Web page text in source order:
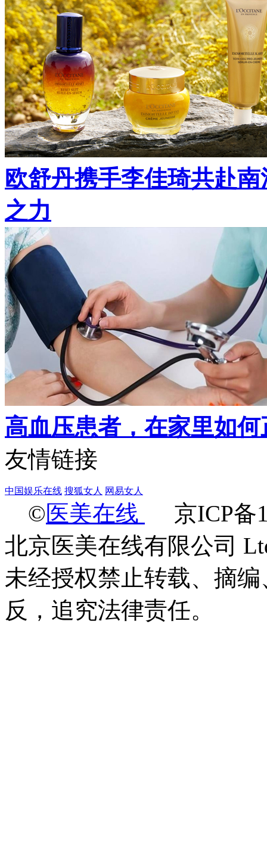
欧舒丹携手李佳琦共赴
之力
高血压患者，在家里如
友情链接
中国娱乐在线 搜狐女人 网易女人
©医美在线
京ICP备
北京医美在线有限公司
未经授权禁止转载、摘
反，追究法律责任。